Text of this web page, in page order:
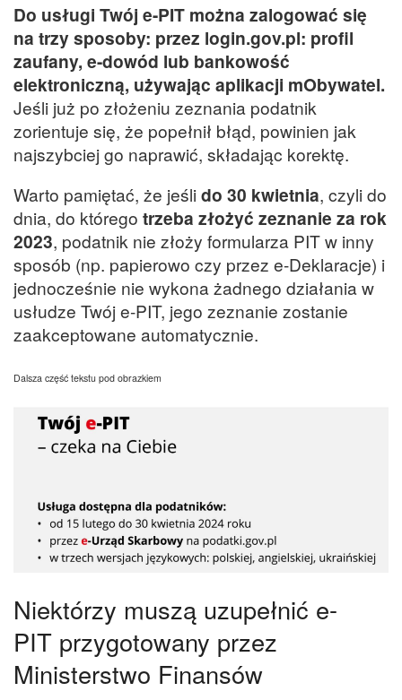
Do usługi Twój e-PIT można zalogować się
na trzy sposoby: przez login.gov.pl: profil
zaufany, e-dowód lub bankowość
elektroniczną, używając aplikacji mObywatel.
Jeśli już po złożeniu zeznania podatnik
zorientuje się, że popełnił błąd, powinien jak
najszybciej go naprawić, składając korektę.
Warto pamiętać, że jeślido 30 kwietnia, czyli do
dnia, do którego trzeba złożyć zeznanie za rok
2023, podatnik nie złoży formularza PIT w inny
sposób (np. papierowo czy przez e-Deklaracje) i
jednocześnie nie wykona żadnego działania w
usłudze Twój e-PIT, jego zeznanie zostanie
zaakceptowane automatycznie.
Dalsza część tekstu pod obrazkiem
Niektórzy muszą uzupełnić e-
PIT przygotowany przez
Ministerstwo Finansów